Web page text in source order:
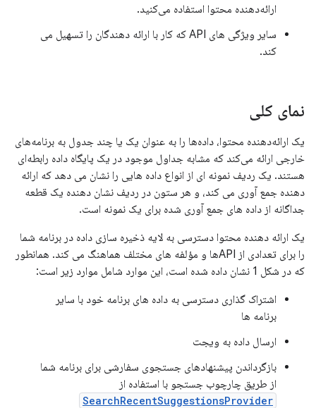
ارائه‌دهنده محتوا استفاده می‌کنید.
سایر ویژگی های API که کار با ارائه دهندگان را تسهیل می
کند.
نمای کلی
یک ارائه‌دهنده محتوا، داده‌ها را به عنوان یک یا چند جدول به برنامه‌های
خارجی ارائه می‌کند که مشابه جداول موجود در یک پایگاه داده رابطه‌ای
هستند. یک ردیف نمونه ای از انواع داده هایی را نشان می دهد که ارائه
دهنده جمع آوری می کند، و هر ستون در ردیف نشان دهنده یک قطعه
جداگانه از داده های جمع آوری شده برای یک نمونه است.
یک ارائه دهنده محتوا دسترسی به لایه ذخیره سازی داده در برنامه شما
را برای تعدادی از APIها و مؤلفه های مختلف هماهنگ می کند. همانطور
که در شکل 1 نشان داده شده است، این موارد شامل موارد زیر است:
اشتراک گذاری دسترسی به داده های برنامه خود با سایر
برنامه ها
ارسال داده به ویجت
بازگرداندن پیشنهادهای جستجوی سفارشی برای برنامه شما
از طریق چارچوب جستجو با استفاده از
SearchRecentSuggestionsProvider